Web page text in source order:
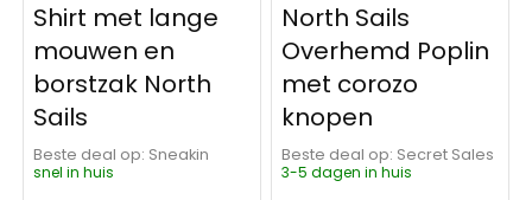
Shirt met lange
mouwen en
borstzak North
Sails
Beste deal op:
Sneakin
snel in huis
North Sails
Overhemd Poplin
met corozo
knopen
Beste deal op:
Secret Sales
3-5 dagen in huis